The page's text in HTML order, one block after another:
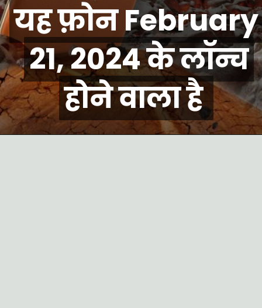
यह फ़ोन February
21, 2024 के लॉन्च
होने वाला है
यह फ़ोनFebruary
21, 2024 के लॉन्च
होने वाला है